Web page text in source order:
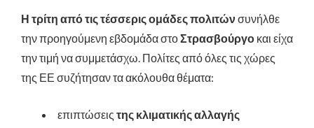
Η τρίτη από τις τέσσερις ομάδες πολιτώνσυνήλθε
την προηγούμενη εβδομάδα στοΣτρασβούργο και είχα
την τιμή να συμμετάσχω. Πολίτες από όλες τις χώρες
της ΕΕ συζήτησαν τα ακόλουθα θέματα:
επιπτώσεις της κλιματικής αλλαγής